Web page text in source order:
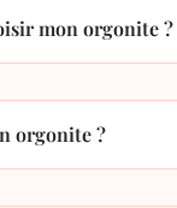
mon orgonite ?
orgonite ?